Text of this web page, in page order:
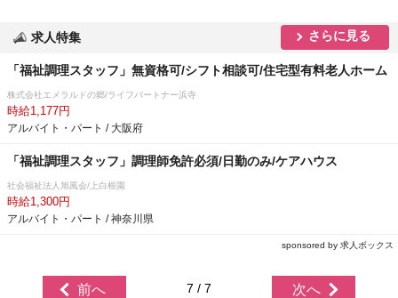
求人特集 さらに見る
「福祉調理スタッフ」無資格可/シフト相談可/住宅型有料老人ホーム
株式会社エメラルドの郷/ライフパートナー浜寺
時給1,177円
アルバイト・パート / 大阪府
「福祉調理スタッフ」調理師免許必須/日勤のみ/ケアハウス
社会福祉法人旭風会/上白根園
時給1,300円
アルバイト・パート / 神奈川県
sponsored by 求人ボックス
前へ 7 / 7 次へ